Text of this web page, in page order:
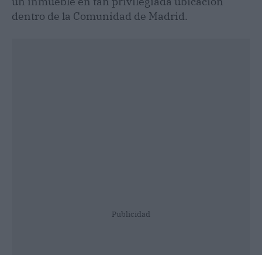
dentro de la Comunidad de Madrid.
Publicidad